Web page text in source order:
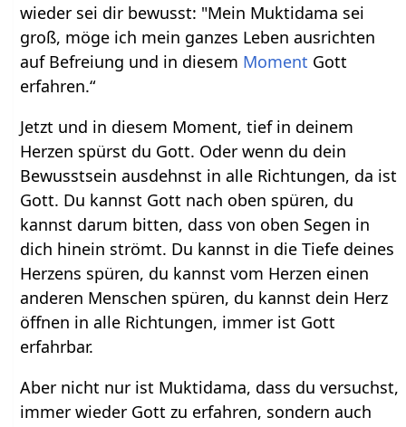
wieder sei dir bewusst: "Mein Muktidama sei
groß, möge ich mein ganzes Leben ausrichten
auf Befreiung und in diesem Moment Gott
erfahren.“
Jetzt und in diesem Moment, tief in deinem
Herzen spürst du Gott. Oder wenn du dein
Bewusstsein ausdehnst in alle Richtungen, da ist
Gott. Du kannst Gott nach oben spüren, du
kannst darum bitten, dass von oben Segen in
dich hinein strömt. Du kannst in die Tiefe deines
Herzens spüren, du kannst vom Herzen einen
anderen Menschen spüren, du kannst dein Herz
öffnen in alle Richtungen, immer ist Gott
erfahrbar.
Aber nicht nur ist Muktidama, dass du versuchst,
immer wieder Gott zu erfahren, sondern auch